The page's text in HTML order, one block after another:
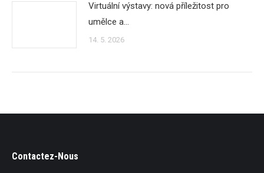
Virtuální výstavy: nová příležitost pro
umělce a…
14. 5. 2026
Contactez-Nous